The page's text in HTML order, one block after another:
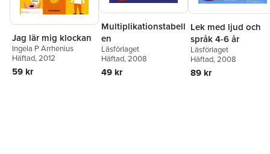
Jag lär mig klockan
Ingela P Arrhenius
Häftad, 2012
59 kr
Multiplikationstabell
en
Läsförlaget
Häftad, 2008
49 kr
Lek med ljud och
språk 4-6 år
Läsförlaget
Häftad, 2008
89 kr